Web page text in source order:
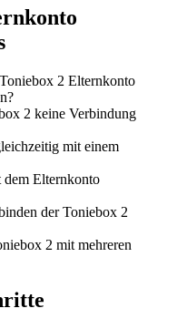
2 Elternkonto
2 keine Verbindung
mit einem
Elternkonto
der Toniebox 2
2 mit mehreren